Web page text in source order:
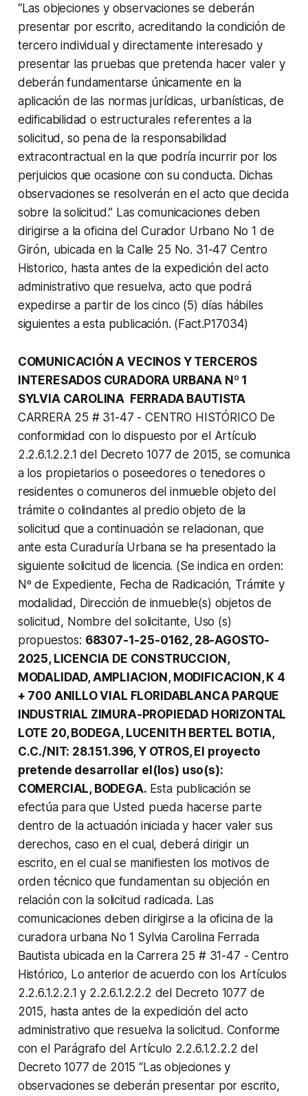
“Las objeciones y observaciones se deberán
presentar por escrito, acreditando la condición de
tercero individual y directamente interesado y
presentar las pruebas que pretenda hacer valer y
deberán fundamentarse únicamente en la
aplicación de las normas jurídicas, urbanísticas, de
edificabilidad o estructurales referentes a la
solicitud, so pena de la responsabilidad
extracontractual en la que podría incurrir por los
perjuicios que ocasione con su conducta. Dichas
observaciones se resolverán en el acto que decida
sobre la solicitud.” Las comunicaciones deben
dirigirse a la oficina del Curador Urbano No 1 de
Girón, ubicada en la Calle 25 No. 31-47 Centro
Historico, hasta antes de la expedición del acto
administrativo que resuelva, acto que podrá
expedirse a partir de los cinco (5) días hábiles
siguientes a esta publicación. (Fact.P17034)
COMUNICACIÓN A VECINOS Y TERCEROS
INTERESADOS CURADORA URBANA Nº 1
SYLVIA CAROLINA FERRADA BAUTISTA
CARRERA 25 # 31-47 - CENTRO HISTÓRICO De
conformidad con lo dispuesto por el Artículo
2.2.6.1.2.2.1 del Decreto 1077 de 2015, se comunica
a los propietarios o poseedores o tenedores o
residentes o comuneros del inmueble objeto del
trámite o colindantes al predio objeto de la
solicitud que a continuación se relacionan, que
ante esta Curaduría Urbana se ha presentado la
siguiente solicitud de licencia. (Se indica en orden:
Nº de Expediente, Fecha de Radicación, Trámite y
modalidad, Dirección de inmueble(s) objetos de
solicitud, Nombre del solicitante, Uso (s)
propuestos: 68307-1-25-0162, 28-AGOSTO-
2025, LICENCIA DE CONSTRUCCION,
MODALIDAD, AMPLIACION, MODIFICACION, K 4
+ 700 ANILLO VIAL FLORIDABLANCA PARQUE
INDUSTRIAL ZIMURA-PROPIEDAD HORIZONTAL
LOTE 20, BODEGA, LUCENITH BERTEL BOTIA,
C.C./NIT: 28.151.396, Y OTROS, El proyecto
pretende desarrollar el(los) uso(s):
COMERCIAL, BODEGA. Esta publicación se
efectúa para que Usted pueda hacerse parte
dentro de la actuación iniciada y hacer valer sus
derechos, caso en el cual, deberá dirigir un
escrito, en el cual se manifiesten los motivos de
orden técnico que fundamentan su objeción en
relación con la solicitud radicada. Las
comunicaciones deben dirigirse a la oficina de la
curadora urbana No 1 Sylvia Carolina Ferrada
Bautista ubicada en la Carrera 25 # 31-47 - Centro
Histórico, Lo anterior de acuerdo con los Artículos
2.2.6.1.2.2.1 y 2.2.6.1.2.2.2 del Decreto 1077 de
2015, hasta antes de la expedición del acto
administrativo que resuelva la solicitud. Conforme
con el Parágrafo del Artículo 2.2.6.1.2.2.2 del
Decreto 1077 de 2015 “Las objeciones y
observaciones se deberán presentar por escrito,